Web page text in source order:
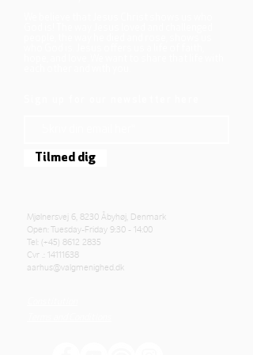
Tilmed dig
Mjølnersvej 6, 8230 Åbyhøj, Denmark
Open: Tuesday-Friday 9:30 - 14:00
Tel: (+45) 8612 2835
Cvr .: 14111638
aarhus@valgmenighed.dk